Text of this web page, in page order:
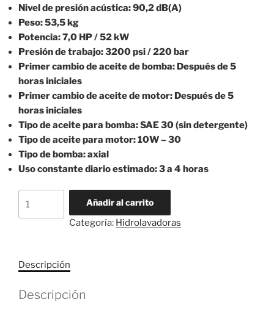
Nivel de presión acústica: 90,2 dB(A)
Peso: 53,5 kg
Potencia: 7,0 HP / 52 kW
Presión de trabajo: 3200 psi / 220 bar
Primer cambio de aceite de bomba: Después de 5
horas iniciales
Primer cambio de aceite de motor: Después de 5
horas iniciales
Tipo de aceite para bomba: SAE 30 (sin detergente)
Tipo de aceite para motor: 10W – 30
Tipo de bomba: axial
Uso constante diario estimado: 3 a 4 horas
cantidad
Añadir al carrito
Categoría: Hidrolavadoras
Descripción
Descripción